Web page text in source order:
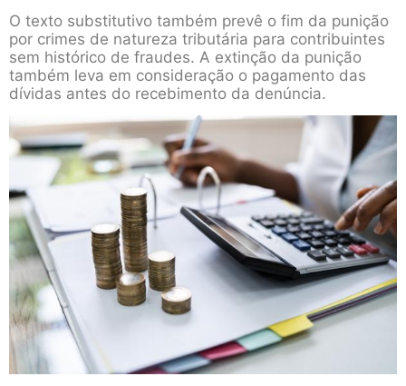
O texto substitutivo também prevê o fim da punição
por crimes de natureza tributária para contribuintes
sem histórico de fraudes. A extinção da punição
também leva em consideração o pagamento das
dívidas antes do recebimento da denúncia.